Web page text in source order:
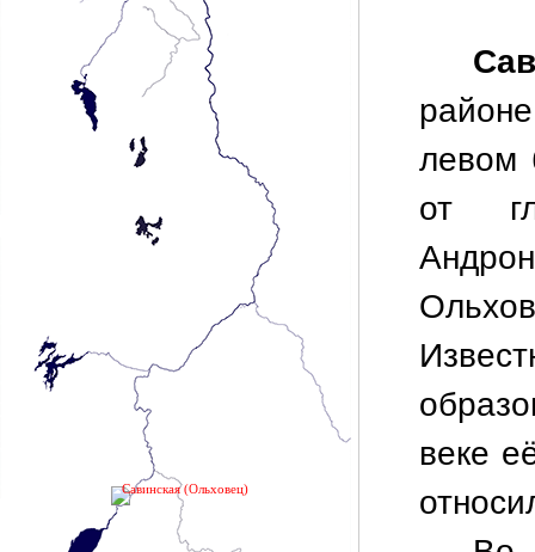
Савинская (Ольховец)
левом
от
веке